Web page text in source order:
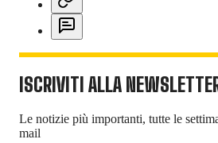
ISCRIVITI ALLA
Le notizie più importanti, tutte le
mail